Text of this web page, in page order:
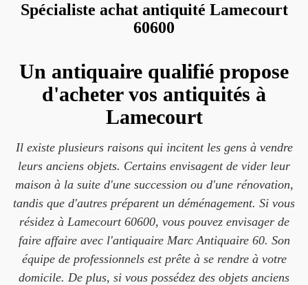
Spécialiste achat antiquité Lamecourt
60600
Un antiquaire qualifié propose
d'acheter vos antiquités à
Lamecourt
Il existe plusieurs raisons qui incitent les gens à vendre
leurs anciens objets. Certains envisagent de vider leur
maison à la suite d'une succession ou d'une rénovation,
tandis que d'autres préparent un déménagement. Si vous
résidez à Lamecourt 60600, vous pouvez envisager de
faire affaire avec l'antiquaire Marc Antiquaire 60. Son
équipe de professionnels est prête à se rendre à votre
domicile. De plus, si vous possédez des objets anciens